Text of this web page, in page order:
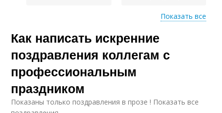
Хорошие
поздравления
Поздравления для
разных профессий
Показать все
Как написать искренние
поздравления коллегам с
профессиональным
праздником
Показаны только поздравления в прозе ! Показать все